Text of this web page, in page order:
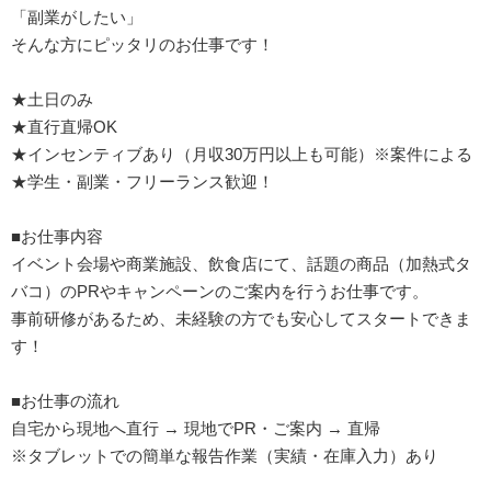
「副業がしたい」
そんな方にピッタリのお仕事です！
★土日のみ
★直行直帰OK
★インセンティブあり（月収30万円以上も可能）※案件による
★学生・副業・フリーランス歓迎！
■お仕事内容
イベント会場や商業施設、飲食店にて、話題の商品（加熱式タ
バコ）のPRやキャンペーンのご案内を行うお仕事です。
事前研修があるため、未経験の方でも安心してスタートできま
す！
■お仕事の流れ
自宅から現地へ直行 → 現地でPR・ご案内 → 直帰
※タブレットでの簡単な報告作業（実績・在庫入力）あり